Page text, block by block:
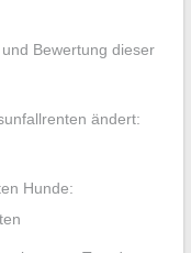
Bewertung dieser
ändert:
Hunde: